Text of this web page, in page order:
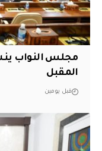
مجلس النواب
المقبل
قبل يومين